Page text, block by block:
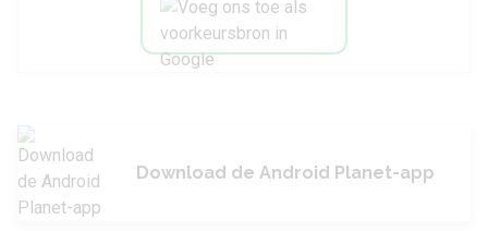
Download de Android Planet-app